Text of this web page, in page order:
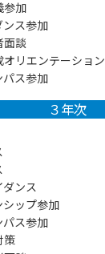
参加
ス参加
面談
リエンテーション
パス参加
３年次
ンス
ップ参加
パス参加
策